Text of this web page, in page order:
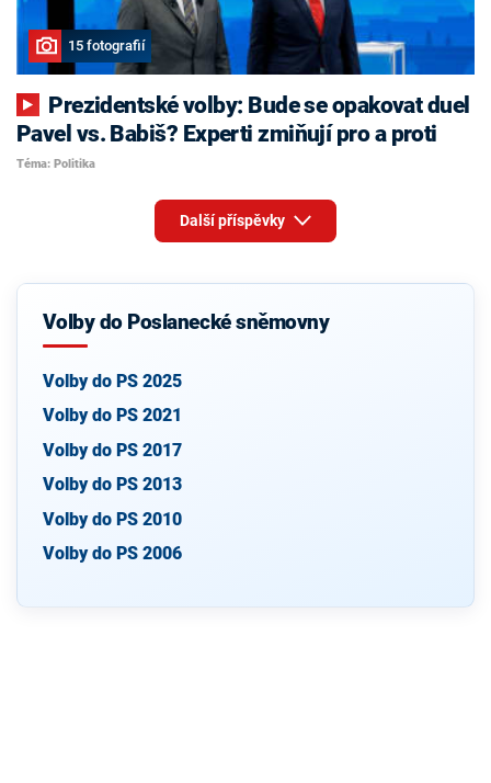
15 fotografií
Pavel vs. Babiš? Experti zmiňují pro a proti
Téma: Politika
Další příspěvky
Volby do Poslanecké sněmovny
Volby do PS 2025
Volby do PS 2021
Volby do PS 2017
Volby do PS 2013
Volby do PS 2010
Volby do PS 2006